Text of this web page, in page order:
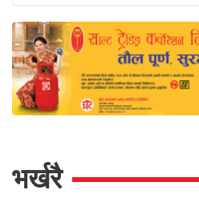
भर्खरै